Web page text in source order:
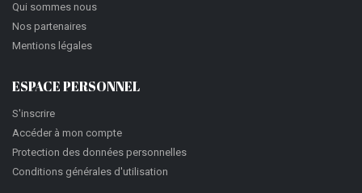
Qui sommes nous
Nos partenaires
Mentions légales
ESPACE PERSONNEL
S'inscrire
Accéder à mon compte
Protection des données personnelles
Conditions générales d'utilisation